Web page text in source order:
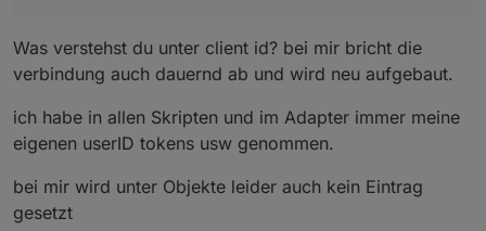
Was verstehst du unter client id? bei mir bricht die
verbindung auch dauernd ab und wird neu aufgebaut.
ich habe in allen Skripten und im Adapter immer meine
eigenen userID tokens usw genommen.
bei mir wird unter Objekte leider auch kein Eintrag
gesetzt